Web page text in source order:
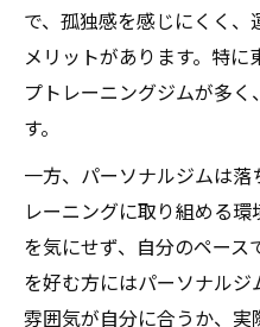
で、孤独感を感じにくく
メリットがあります。特
プトレーニングジムが多
す。
一方、パーソナルジムは
レーニングに取り組める
を気にせず、自分のペー
を好む方にはパーソナル
雰囲気が自分に合うか、